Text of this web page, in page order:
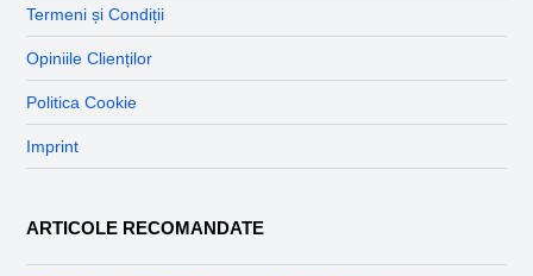
Termeni și Condiții
Opiniile Clienților
Politica Cookie
Imprint
ARTICOLE RECOMANDATE